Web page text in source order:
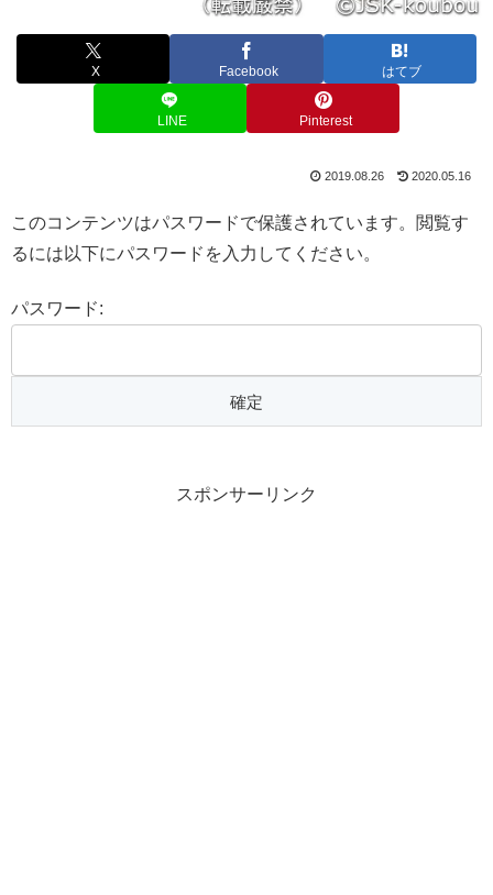
X Facebook はてブ
LINE Pinterest
2019.08.26 2020.05.16
このコンテンツはパスワードで保護されています。閲覧す
るには以下にパスワードを入力してください。
パスワード:
スポンサーリンク